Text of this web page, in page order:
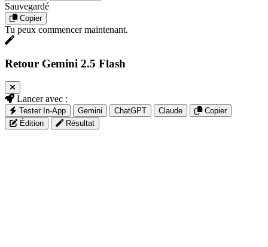
Sauvegardé
Copier
Tu peux commencer maintenant.
Retour Gemini 2.5 Flash
Lancer avec :
Tester In-App Gemini ChatGPT Claude
Copier
Édition
Résultat